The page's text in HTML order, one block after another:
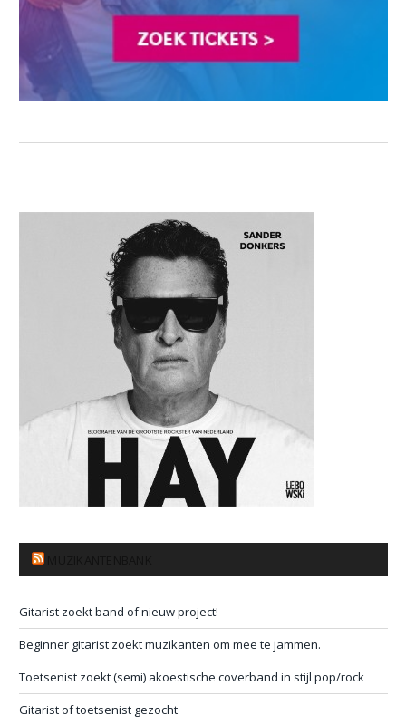
Gitarist zoekt band of nieuw project!
Beginner gitarist zoekt muzikanten om mee te jammen.
Toetsenist zoekt (semi) akoestische coverband in stijl pop/rock
Gitarist of toetsenist gezocht